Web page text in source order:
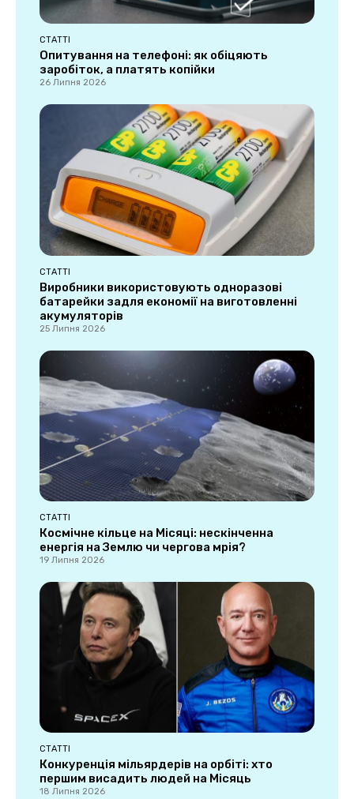
СТАТТІ
Опитування на телефоні: як обіцяють
заробіток, а платять копійки
26 Липня 2026
СТАТТІ
Виробники використовують одноразові
батарейки задля економії на виготовленні
акумуляторів
25 Липня 2026
СТАТТІ
Космічне кільце на Місяці: нескінченна
енергія на Землю чи чергова мрія?
19 Липня 2026
СТАТТІ
Конкуренція мільярдерів на орбіті: хто
першим висадить людей на Місяць
18 Липня 2026